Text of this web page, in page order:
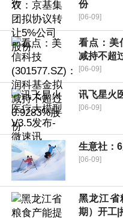
份
[06-09]
看点：美
减持不超
[06-09]
讯飞星火
[06-09]
生意社：
[06-09]
黑龙江省
期）开工|